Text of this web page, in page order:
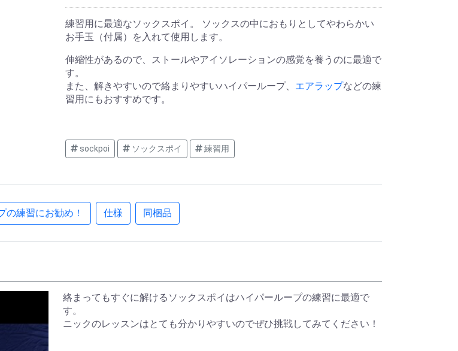
練習用に最適なソックスポイ。 ソックスの中におもりとしてやわらかい
お手玉（付属）を入れて使用します。
伸縮性があるので、ストールやアイソレーションの感覚を養うのに最適で
す。
また、解きやすいので絡まりやすいハイパーループ、 エアラップなどの練
習用にもおすすめです。
sockpoi ソックスポイ 練習用
の練習にお勧め！ 仕様 同梱品
絡まってもすぐに解けるソックスポイはハイパーループの練習に最適で
す。
ニックのレッスンはとても分かりやすいのでぜひ挑戦してみてください！